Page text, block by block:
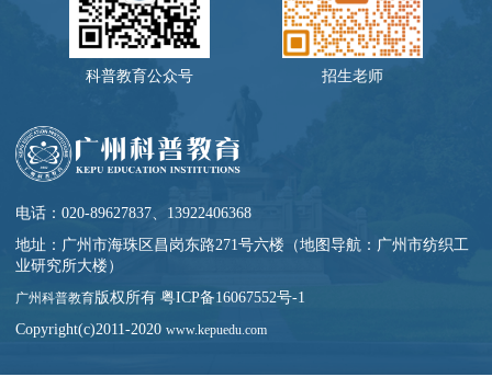
科普教育公众号 招生老师
电话：020-89627837、13922406368
地址：广州市海珠区昌岗东路271号六楼（地图导航：广州市纺织工
业研究所大楼）
广州科普教育版权所有 粤ICP备16067552号-1
Copyright(c)2011-2020www.kepuedu.com